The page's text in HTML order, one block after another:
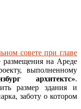
совете при главе
размещения на Ареде
выполненному
архитектс».
размер здания и
заботу о котором